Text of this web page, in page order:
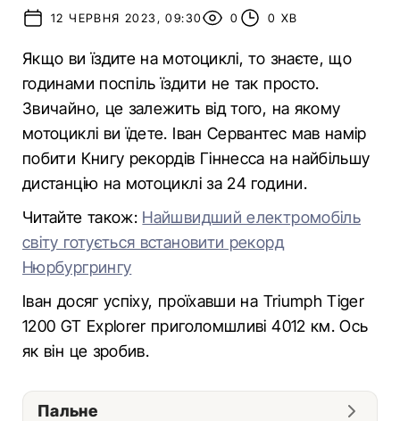
12 ЧЕРВНЯ 2023, 09:30
0 0 ХВ
Якщо ви їздите на мотоциклі, то знаєте, що
годинами поспіль їздити не так просто.
Звичайно, це залежить від того, на якому
мотоциклі ви їдете. Іван Сервантес мав намір
побити Книгу рекордів Гіннесса на найбільшу
дистанцію на мотоциклі за 24 години.
Читайте також: Найшвидший електромобіль
світу готується встановити рекорд
Нюрбургрингу
Іван досяг успіху, проїхавши на Triumph Tiger
1200 GT Explorer приголомшливі 4012 км. Ось
як він це зробив.
Пальне